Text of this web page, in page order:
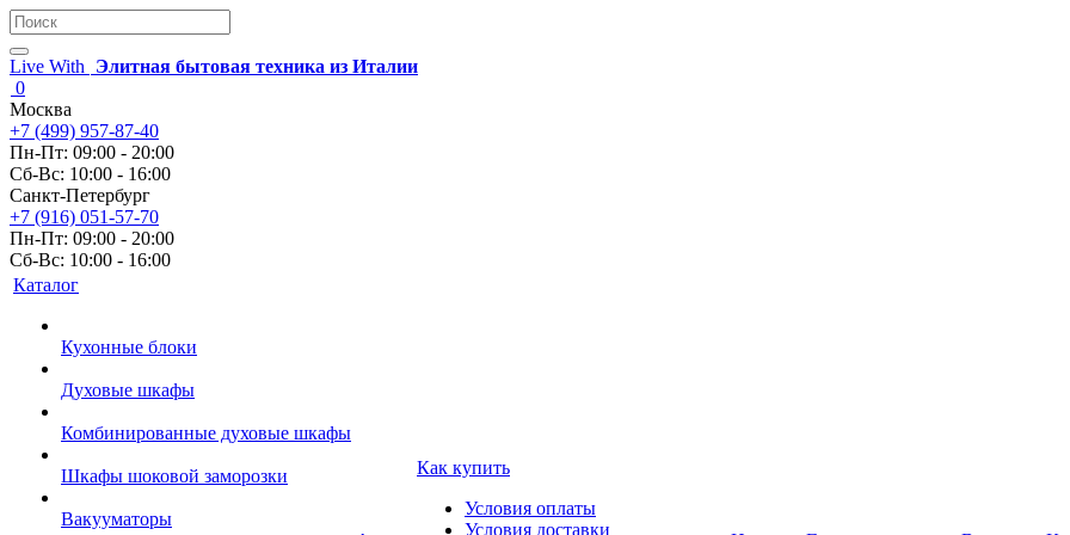
Live With
Элитная бытовая техника из Италии
0
Москва
+7 (499) 957-87-40
Пн-Пт: 09:00 - 20:00
Сб-Вс: 10:00 - 16:00
Санкт-Петербург
+7 (916) 051-57-70
Пн-Пт: 09:00 - 20:00
Сб-Вс: 10:00 - 16:00
Каталог
Кухонные блоки
Духовые шкафы
Комбинированные духовые шкафы
Шкафы шоковой заморозки
Вакууматоры
Как купить
Условия оплаты
Условия доставки